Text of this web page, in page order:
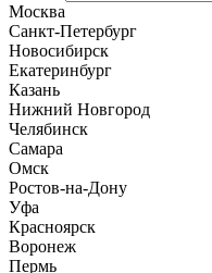
Москва
Санкт-Петербург
Новосибирск
Екатеринбург
Казань
Нижний Новгород
Челябинск
Самара
Омск
Ростов-на-Дону
Уфа
Красноярск
Воронеж
Пермь